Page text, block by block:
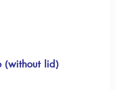
(without lid)